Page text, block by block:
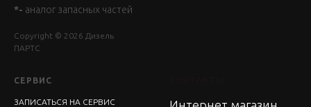
*- аналог запасных частей
Copyright © 2026 Дизель
ПАРТС
СЕРВИС
ЗАПИСАТЬСЯ НА СЕРВИС